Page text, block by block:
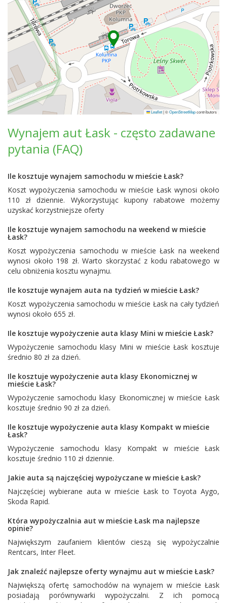
Leaflet|©OpenStreetMapcontributors
Wynajem aut Łask - często zadawane
pytania (FAQ)
Ile kosztuje wynajem samochodu w mieście Łask?
Koszt wypożyczenia samochodu w mieście Łask wynosi około
110 zł dziennie. Wykorzystując kupony rabatowe możemy
uzyskać korzystniejsze oferty
Ile kosztuje wynajem samochodu na weekend w mieście
Łask?
Koszt wypożyczenia samochodu w mieście Łask na weekend
wynosi około 198 zł. Warto skorzystać z kodu rabatowego w
celu obniżenia kosztu wynajmu.
Ile kosztuje wynajem auta na tydzień w mieście Łask?
Koszt wypożyczenia samochodu w mieście Łask na cały tydzień
wynosi około 655 zł.
Ile kosztuje wypożyczenie auta klasy Mini w mieście Łask?
Wypożyczenie samochodu klasy Mini w mieście Łask kosztuje
średnio 80 zł za dzień.
Ile kosztuje wypożyczenie auta klasy Ekonomicznej w
mieście Łask?
Wypożyczenie samochodu klasy Ekonomicznej w mieście Łask
kosztuje średnio 90 zł za dzień.
Ile kosztuje wypożyczenie auta klasy Kompakt w mieście
Łask?
Wypożyczenie samochodu klasy Kompakt w mieście Łask
kosztuje średnio 110 zł dziennie.
Jakie auta są najczęściej wypożyczane w mieście Łask?
Najczęściej wybierane auta w mieście Łask to Toyota Aygo,
Skoda Rapid.
Która wypożyczalnia aut w mieście Łask ma najlepsze
opinie?
Największym zaufaniem klientów cieszą się wypożyczalnie
Rentcars, Inter Fleet.
Jak znaleźć najlepsze oferty wynajmu aut w mieście Łask?
Największą ofertę samochodów na wynajem w mieście Łask
posiadają porównywarki wypożyczalni. Z ich pomocą